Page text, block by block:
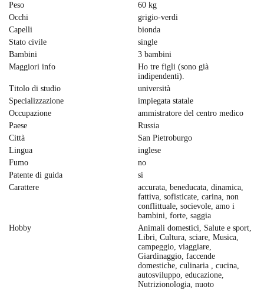
Peso
60 kg
Occhi
grigio-verdi
Capelli
bionda
Stato civile
single
Bambini
3 bambini
Maggiori info
Ho tre figli (sono già
indipendenti).
Titolo di studio
università
Specializzazione
impiegata statale
Occupazione
ammistratore del centro medico
Paese
Russia
Città
San Pietroburgo
Lingua
inglese
Fumo
no
Patente di guida
si
Carattere
accurata, beneducata, dinamica,
fattiva, sofisticate, carina, non
conflittuale, socievole, amo i
bambini, forte, saggia
Hobby
Animali domestici, Salute e sport,
Libri, Cultura, sciare, Musica,
campeggio, viaggiare,
Giardinaggio, faccende
domestiche, culinaria , cucina,
autosviluppo, educazione,
Nutrizionologia, nuoto